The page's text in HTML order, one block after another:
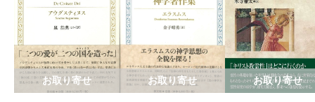
お取り寄せ お取り寄せ お取り寄せ